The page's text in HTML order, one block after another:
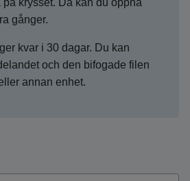
på krysset. Då kan du öppna
gånger.
kvar i 30 dagar. Du kan
och den bifogade filen
annan enhet.